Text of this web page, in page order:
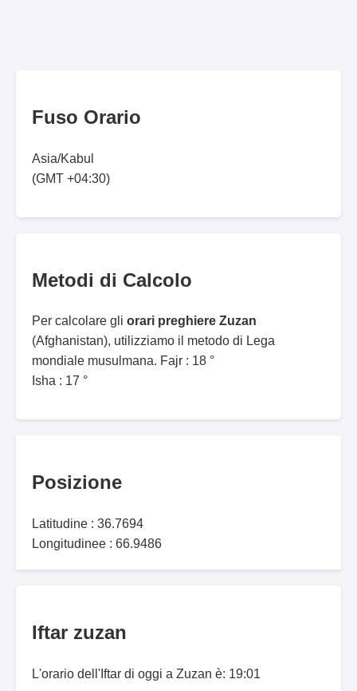
Fuso Orario
Asia/Kabul
(GMT +04:30)
Metodi di Calcolo
Per calcolare gli orari preghiere Zuzan
(Afghanistan), utilizziamo il metodo di Lega
mondiale musulmana. Fajr : 18 °
Isha : 17 °
Posizione
Latitudine : 36.7694
Longitudinee : 66.9486
Iftar zuzan
L'orario dell'Iftar di oggi a Zuzan è: 19:01